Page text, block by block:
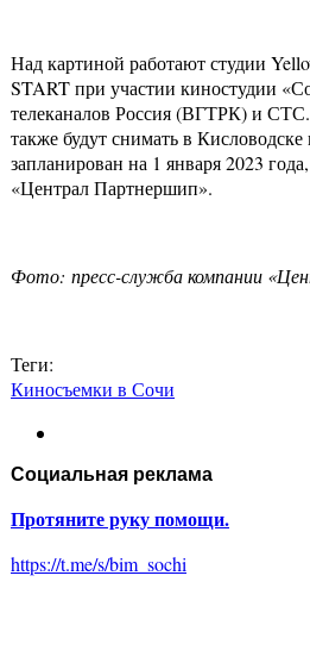
Над картиной работают студии
START при участии киностудии
телеканалов Россия (ВГТРК) и
также будут снимать в
запланирован на 1 января 2023
«Централ Партнершип».
Фото: пресс-служба компании
Теги:
Киносъемки в Сочи
Социальная реклама
Протяните руку помощи.
https://t.me/s/bim_sochi